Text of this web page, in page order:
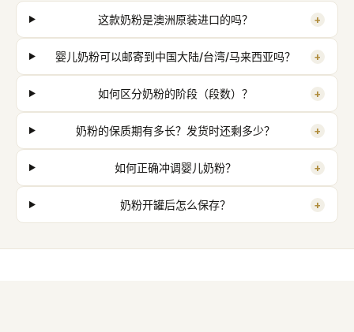
这款奶粉是澳洲原装进口的吗？ +
婴儿奶粉可以邮寄到中国大陆/台湾/马来西亚吗？ +
如何区分奶粉的阶段（段数）？ +
奶粉的保质期有多长？发货时还剩多少？ +
如何正确冲调婴儿奶粉？ +
奶粉开罐后怎么保存？ +